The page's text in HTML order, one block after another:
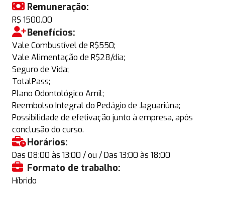
Remuneração:
R$ 1500.00
Benefícios:
Vale Combustível de R$550;
Vale Alimentação de R$28/dia;
Seguro de Vida;
TotalPass;
Plano Odontológico Amil;
Reembolso Integral do Pedágio de Jaguariúna;
Possibilidade de efetivação junto à empresa, após
conclusão do curso.
Horários:
Das 08:00 às 13:00 / ou / Das 13:00 às 18:00
Formato de trabalho:
Híbrido